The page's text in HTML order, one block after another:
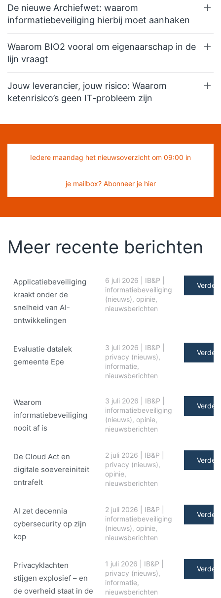
De nieuwe Archiefwet: waarom
informatiebeveiliging hierbij moet aanhaken
Waarom BIO2 vooral om eigenaarschap in de
lijn vraagt
Jouw leverancier, jouw risico: Waarom
ketenrisico’s geen IT-probleem zijn
Iedere maandag het nieuwsoverzicht om 09:00 in
je mailbox? Abonneer je hier
Meer recente berichten
Applicatiebeveiliging
kraakt onder de
snelheid van AI-
ontwikkelingen
6 juli 2026 IB&P
informatiebeveiliging
(nieuws), opinie,
nieuwsberichten
Verder
Evaluatie datalek
gemeente Epe
3 juli 2026 IB&P
privacy (nieuws),
informatie,
nieuwsberichten
Verder
Waarom
informatiebeveiliging
nooit af is
3 juli 2026 IB&P
informatiebeveiliging
(nieuws), opinie,
nieuwsberichten
Verder
De Cloud Act en
digitale soe­ve­rei­ni­teit
ontrafelt
2 juli 2026 IB&P
privacy (nieuws),
opinie,
nieuwsberichten
Verder
AI zet decennia
cybersecurity op zijn
kop
2 juli 2026 IB&P
informatiebeveiliging
(nieuws), opinie,
nieuwsberichten
Verder
Privacyklachten
stijgen explosief – en
de overheid staat in de
1 juli 2026 IB&P
privacy (nieuws),
informatie,
nieuwsberichten
Verder